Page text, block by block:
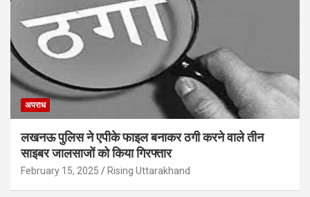
अपराध
लखनऊ पुलिस ने एपीके फाइल बनाकर ठगी करने वाले तीन
साइबर जालसाजों को किया गिरफ्तार
February 15, 2025 Rising Uttarakhand